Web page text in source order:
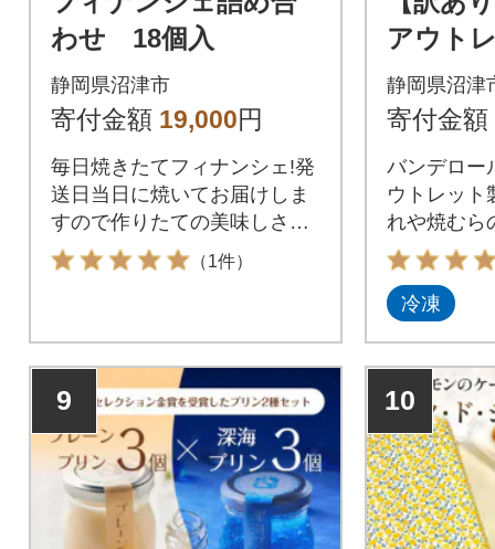
わせ 18個入
静岡県沼津市
寄付金額 19,000円
毎日焼きたてフィナンシェ!発
送日当日に焼いてお届けしま
すので作りたての美味しさを
お楽しみいただけます
（1件）
アウト
ーキ6個
ケーキ+
静岡県沼津
寄付金額
バンデロー
ウトレット
れや焼むら
問題なし!
冷凍
9 10